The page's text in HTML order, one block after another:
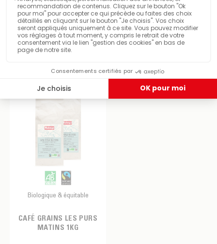
CAFÉ GRAINS HONDURAS
1KG
35,34 €
CAFÉ GRAINS MEXIQUE
EL TRIUNFO 1KG
35,34 €
Biologique & équitable
CAFÉ GRAINS LES PURS
MATINS 1KG